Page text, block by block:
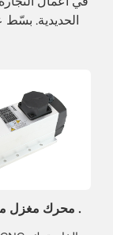
الحديدية.
محرك مغزل